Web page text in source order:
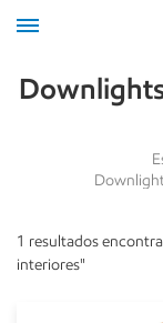
1 resultados
interiores"